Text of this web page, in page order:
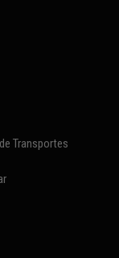
Transportes